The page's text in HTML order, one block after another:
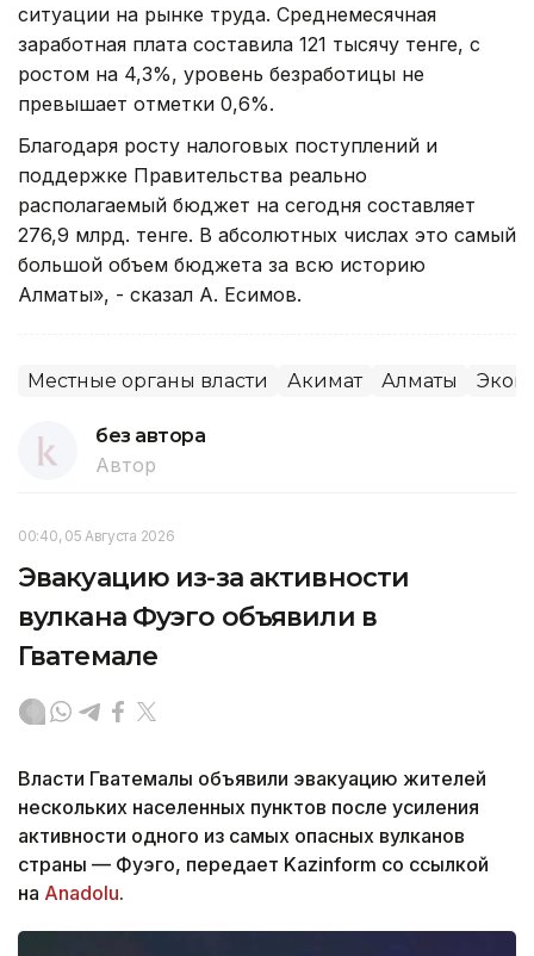
ситуации на рынке труда. Среднемесячная
заработная плата составила 121 тысячу тенге, с
ростом на 4,3%, уровень безработицы не
превышает отметки 0,6%.
Благодаря росту налоговых поступлений и
поддержке Правительства реально
располагаемый бюджет на сегодня составляет
276,9 млрд. тенге. В абсолютных числах это самый
большой объем бюджета за всю историю
Алматы», - сказал А. Есимов.
Местные органы власти Акимат Алматы
без автора
Автор
00:40, 05 Августа 2026
Эвакуацию из-за активности
вулкана Фуэго объявили в
Гватемале
Власти Гватемалы объявили эвакуацию жителей
нескольких населенных пунктов после усиления
активности одного из самых опасных вулканов
страны — Фуэго, передает Kazinform со ссылкой
на Anadolu.